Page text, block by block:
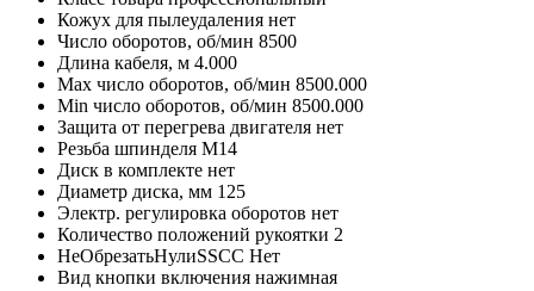
Кожух для пылеудаления нет
Число оборотов, об/мин 8500
Длина кабеля, м 4.000
Max число оборотов, об/мин 8500.000
Min число оборотов, об/мин 8500.000
Защита от перегрева двигателя нет
Резьба шпинделя М14
Диск в комплекте нет
Диаметр диска, мм 125
Электр. регулировка оборотов нет
Количество положений рукоятки 2
НеОбрезатьНулиSSCC Нет
Вид кнопки включения нажимная